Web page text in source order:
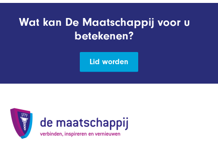
Wat kan De Maatschappij voor u
betekenen?
Lid worden